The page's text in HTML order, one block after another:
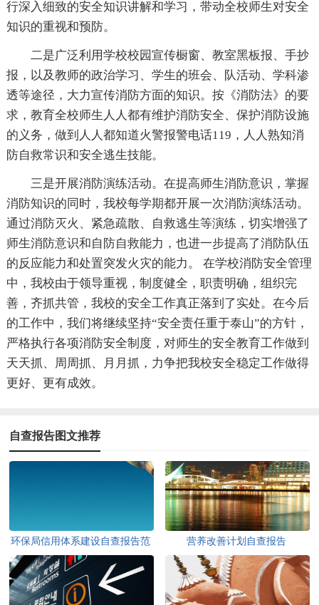
行深入细致的安全知识讲解和学习，带动全校师生对安全
知识的重视和预防。
二是广泛利用学校校园宣传橱窗、教室黑板报、手抄
报，以及教师的政治学习、学生的班会、队活动、学科渗
透等途径，大力宣传消防方面的知识。按《消防法》的要
求，教育全校师生人人都有维护消防安全、保护消防设施
的义务，做到人人都知道火警报警电话119，人人熟知消
防自救常识和安全逃生技能。
三是开展消防演练活动。在提高师生消防意识，掌握
消防知识的同时，我校每学期都开展一次消防演练活动。
通过消防灭火、紧急疏散、自救逃生等演练，切实增强了
师生消防意识和自防自救能力，也进一步提高了消防队伍
的反应能力和处置突发火灾的能力。 在学校消防安全管理
中，我校由于领导重视，制度健全，职责明确，组织完
善，齐抓共管，我校的安全工作真正落到了实处。在今后
的工作中，我们将继续坚持“安全责任重于泰山”的方针，
严格执行各项消防安全制度，对师生的安全教育工作做到
天天抓、周周抓、月月抓，力争把我校安全稳定工作做得
更好、更有成效。
自查报告图文推荐
环保局信用体系建设自查报告范
文（精选3篇）
营养改善计划自查报告